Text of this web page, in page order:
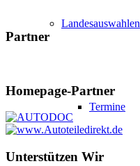
Landesauswahlen
Termine
Partner
Homepage-Partner
Unterstützen Wir